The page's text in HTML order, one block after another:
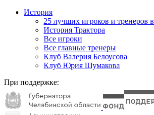
История
25 лучших игроков и тренеров
История Трактора
Все игроки
Все главные тренеры
Клуб Валерия Белоусова
Клуб Юрия Шумакова
При поддержке: